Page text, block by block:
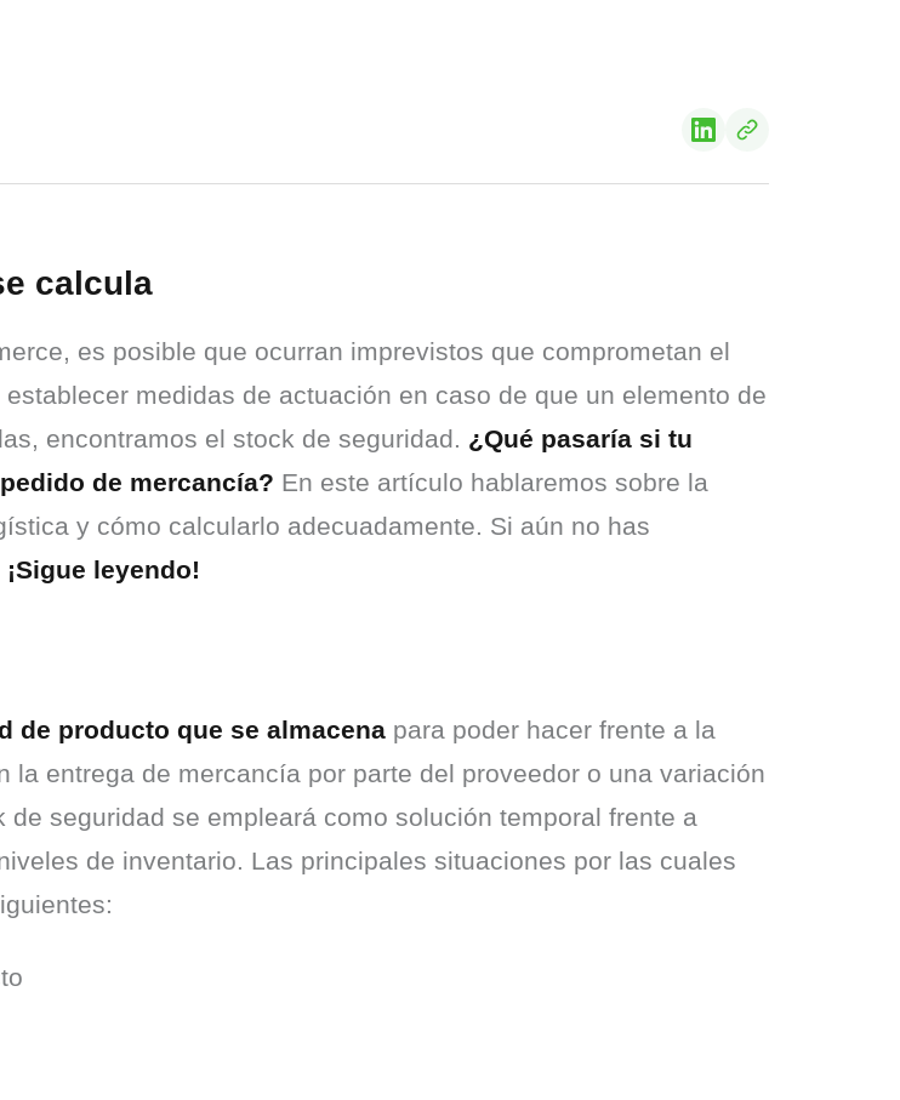
calcula
es posible que ocurran imprevistos que comprometan el
medidas de actuación en caso de que un elemento de
encontramos el stock de seguridad. ¿Qué pasaría si tu
de mercancía? En este artículo hablaremos sobre la
y cómo calcularlo adecuadamente. Si aún no has
¡Sigue leyendo!
de producto que se almacena para poder hacer frente a la
entrega de mercancía por parte del proveedor o una variación
seguridad se empleará como solución temporal frente a
de inventario. Las principales situaciones por las cuales